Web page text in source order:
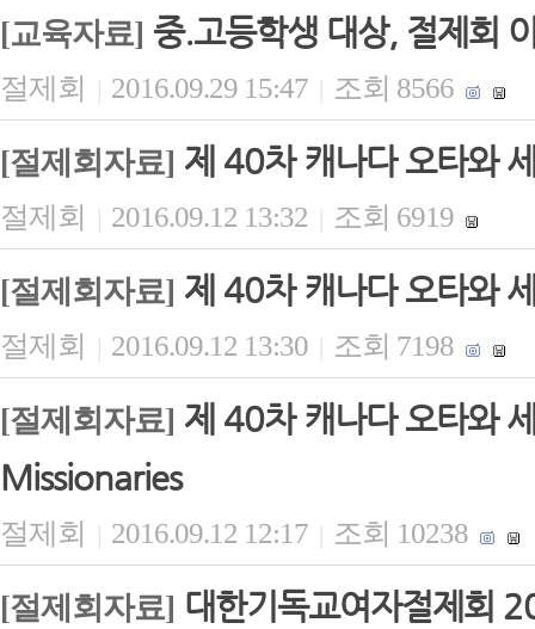
[교육자료] 중.고등학생 대상, 절제회
절제회 | 2016.09.29 15:47 | 조회 8566
[절제회자료] 제 40차 캐나다 오타와
절제회 | 2016.09.12 13:32 | 조회 6919
[절제회자료] 제 40차 캐나다 오타와
절제회 | 2016.09.12 13:30 | 조회 7198
[절제회자료] 제 40차 캐나다 오타와
Missionaries
절제회 | 2016.09.12 12:17 | 조회 10238
[절제회자료] 대한기독교여자절제회